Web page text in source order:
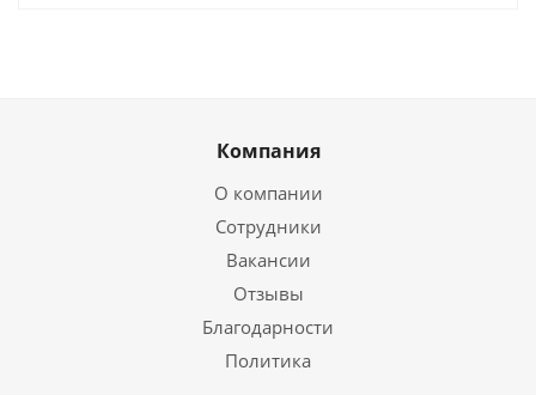
Компания
О компании
Сотрудники
Вакансии
Отзывы
Благодарности
Политика